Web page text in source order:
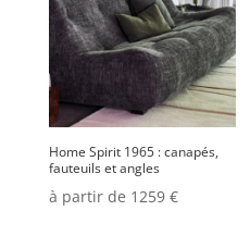
Home Spirit 1965 : canapés,
fauteuils et angles
à partir de 1259 €